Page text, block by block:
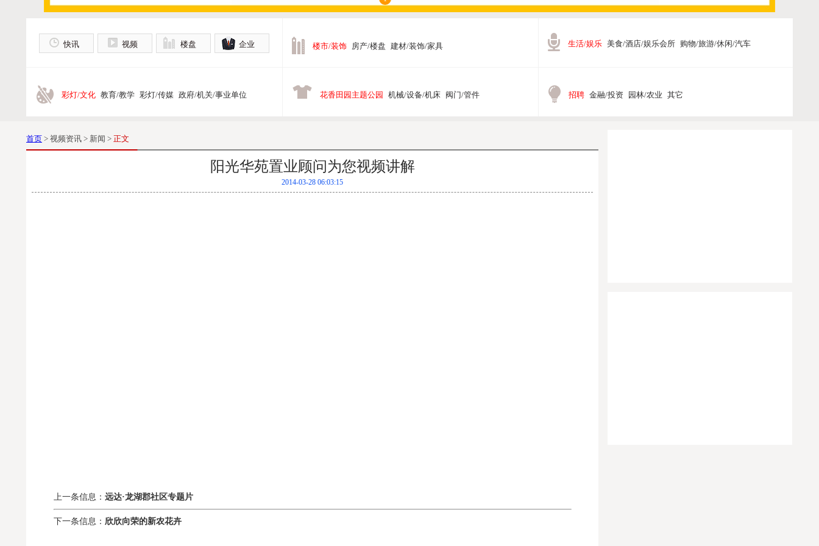
快讯 视频 楼盘 企业 楼市/装饰 房产/楼盘 建材/装饰/家具 生活/娱乐 美食/酒店/娱乐会所 购物/旅游/休闲/汽车
彩灯/文化 教育/教学 彩灯/传媒 政府/机关/事业单位 花香田园主题公园 机械/设备/机床 阀门/管件 招聘 金融/投资 园林/农业 其它
首页 > 视频资讯 > 新闻 > 正文
阳光华苑置业顾问为您视频讲解
2014-03-28 06:03:15
上一条信息： 远达·龙湖郡社区专题片
下一条信息： 欣欣向荣的新农花卉